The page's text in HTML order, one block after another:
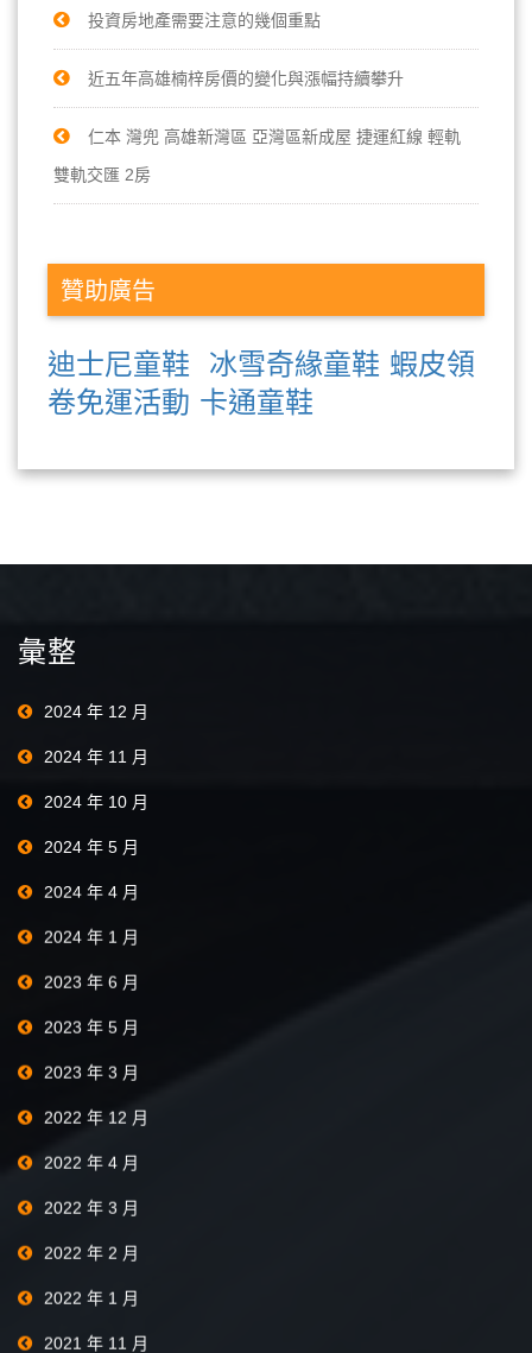
投資房地產需要注意的幾個重點
近五年高雄楠梓房價的變化與漲幅持續攀升
仁本 灣兜 高雄新灣區 亞灣區新成屋 捷運紅線 輕軌
雙軌交匯 2房
贊助廣告
迪士尼童鞋 冰雪奇緣童鞋 蝦皮領
卷免運活動 卡通童鞋
彙整
2024 年 12 月
2024 年 11 月
2024 年 10 月
2024 年 5 月
2024 年 4 月
2024 年 1 月
2023 年 6 月
2023 年 5 月
2023 年 3 月
2022 年 12 月
2022 年 4 月
2022 年 3 月
2022 年 2 月
2022 年 1 月
2021 年 11 月